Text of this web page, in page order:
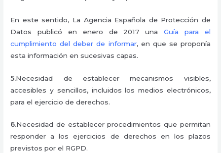
En este sentido, La Agencia Española de Protección de
Datos publicó en enero de 2017 unaGuía para el
cumplimiento del deber de informar, en que se proponía
esta información en sucesivas capas.
5.Necesidad de establecer mecanismos visibles,
accesibles y sencillos, incluidos los medios electrónicos,
para el ejercicio de derechos.
6.Necesidad de establecer procedimientos que permitan
responder a los ejercicios de derechos en los plazos
previstos por el RGPD.